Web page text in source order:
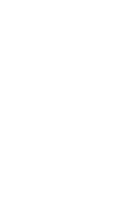
M-